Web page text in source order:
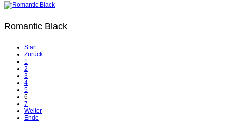
Romantic Black
Start
Zurück
1
2
3
4
5
6
7
Weiter
Ende